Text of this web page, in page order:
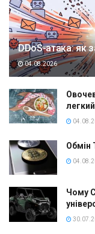
DDoS-атака: як
04.08.2026
Обмін
Чому